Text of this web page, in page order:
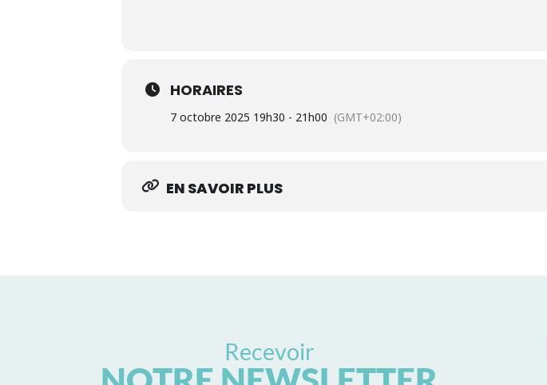
HORAIRES
7 octobre 2025 19h30 - 21h00 (GMT+02:00)
EN SAVOIR PLUS
Recevoir